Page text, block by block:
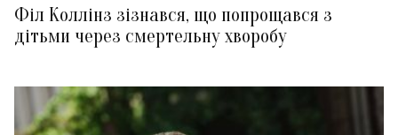
Філ Коллінз зізнався, що попрощався з
дітьми через смертельну хворобу